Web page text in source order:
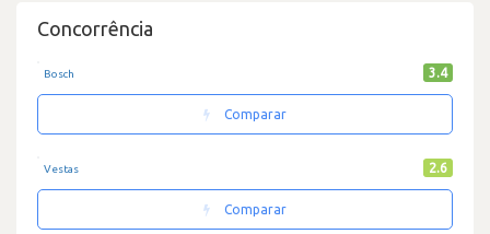
Concorrência
Bosch 3.4
Comparar
Vestas 2.6
Comparar